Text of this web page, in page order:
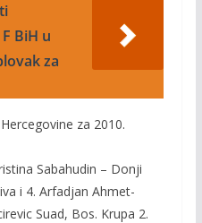
BiH u
za
za 2010.
Sabahudin – Donji
i 4. Arfadjan Ahmet-
Suad, Bos. Krupa 2.